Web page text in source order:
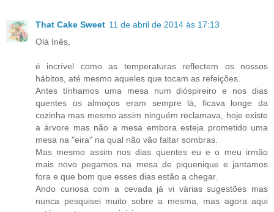
That Cake Sweet 11 de abril de 2014 às 17:13
Olá Inês,
é incrível como as temperaturas reflectem os nossos
hábitos, até mesmo aqueles que tocam as refeições.
Antes tínhamos uma mesa num dióspireiro e nos dias
quentes os almoços eram sempre lá, ficava longe da
cozinha mas mesmo assim ninguém reclamava, hoje existe
a árvore mas não a mesa embora esteja prometido uma
mesa na "eira" na qual não vão faltar sombras.
Mas mesmo assim nos dias quentes eu e o meu irmão
mais novo pegamos na mesa de piquenique e jantamos
fora e que bom que esses dias estão a chegar.
Ando curiosa com a cevada já vi várias sugestões mas
nunca pesquisei muito sobre a mesma, mas agora aqui